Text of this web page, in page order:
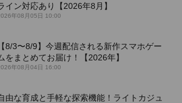
イン対応あり【2026年8月】
年08月05日 10:00
【8/3〜8/9】今週配信される新作スマホゲー
をまとめてお届け！【2026年】
年08月04日 16:00
由な育成と手軽な探索機能！ライトカジュ